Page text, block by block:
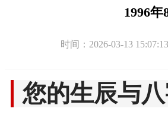
1996
时间：2026-03-13
您的生辰与八